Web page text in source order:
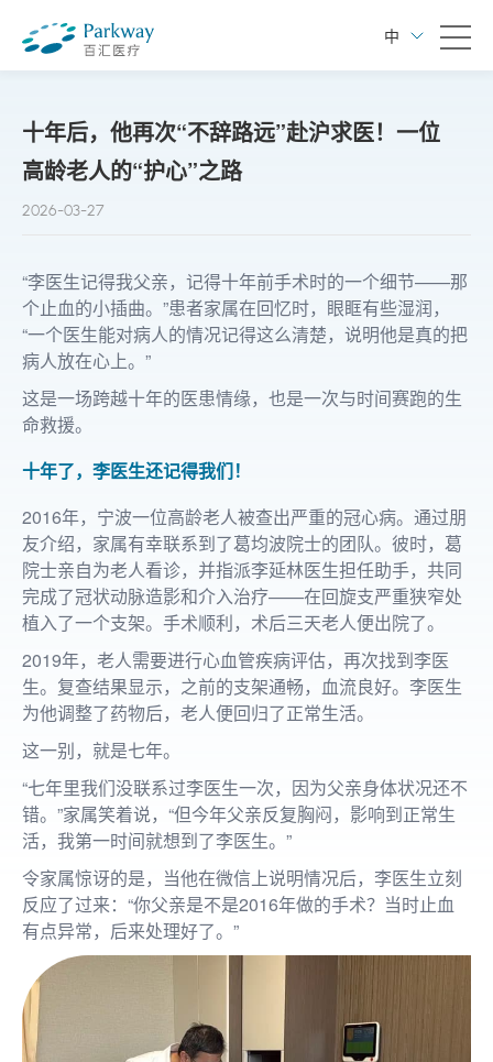
中
十年后，他再次“不辞路远”赴沪求医！一位
高龄老人的“护心”之路
2026-03-27
“李医生记得我父亲，记得十年前手术时的一个细节——那
个止血的小插曲。”患者家属在回忆时，眼眶有些湿润，
“一个医生能对病人的情况记得这么清楚，说明他是真的把
病人放在心上。”
这是一场跨越十年的医患情缘，也是一次与时间赛跑的生
命救援。
十年了，李医生还记得我们！
2016年，宁波一位高龄老人被查出严重的冠心病。通过朋
友介绍，家属有幸联系到了葛均波院士的团队。彼时，葛
院士亲自为老人看诊，并指派李延林医生担任助手，共同
完成了冠状动脉造影和介入治疗——在回旋支严重狭窄处
植入了一个支架。手术顺利，术后三天老人便出院了。
2019年，老人需要进行心血管疾病评估，再次找到李医
生。复查结果显示，之前的支架通畅，血流良好。李医生
为他调整了药物后，老人便回归了正常生活。
这一别，就是七年。
“七年里我们没联系过李医生一次，因为父亲身体状况还不
错。”家属笑着说，“但今年父亲反复胸闷，影响到正常生
活，我第一时间就想到了李医生。”
令家属惊讶的是，当他在微信上说明情况后，李医生立刻
反应了过来：“你父亲是不是2016年做的手术？当时止血
有点异常，后来处理好了。”